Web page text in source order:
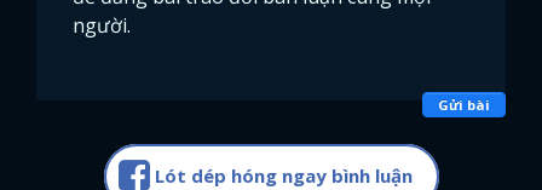
người.
Gửi bài
Lót dép hóng ngay bình luận